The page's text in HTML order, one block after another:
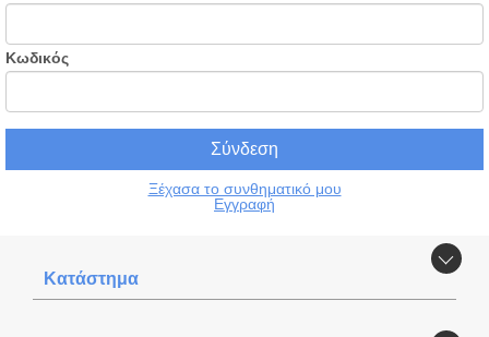
Κωδικός
Ξέχασα το συνθηματικό μου
Εγγραφή
Κατάστημα